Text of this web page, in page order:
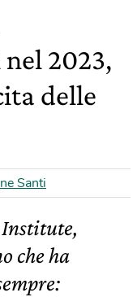
2023,
delle
Santi
Institute,
che ha